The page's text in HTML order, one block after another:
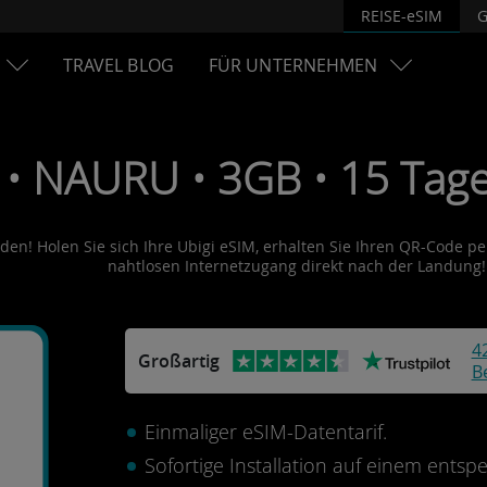
REISE-eSIM
TRAVEL BLOG FÜR UNTERNEHMEN
NAURU • 3GB • 15
Holen Sie sich Ihre Ubigi eSIM, erhalten Sie Ihren QR-Code
nahtlosen Internetzugang direkt nach der Landung!
Großartig
Einmaliger eSIM-Datentarif.
Sofortige Installation auf einem